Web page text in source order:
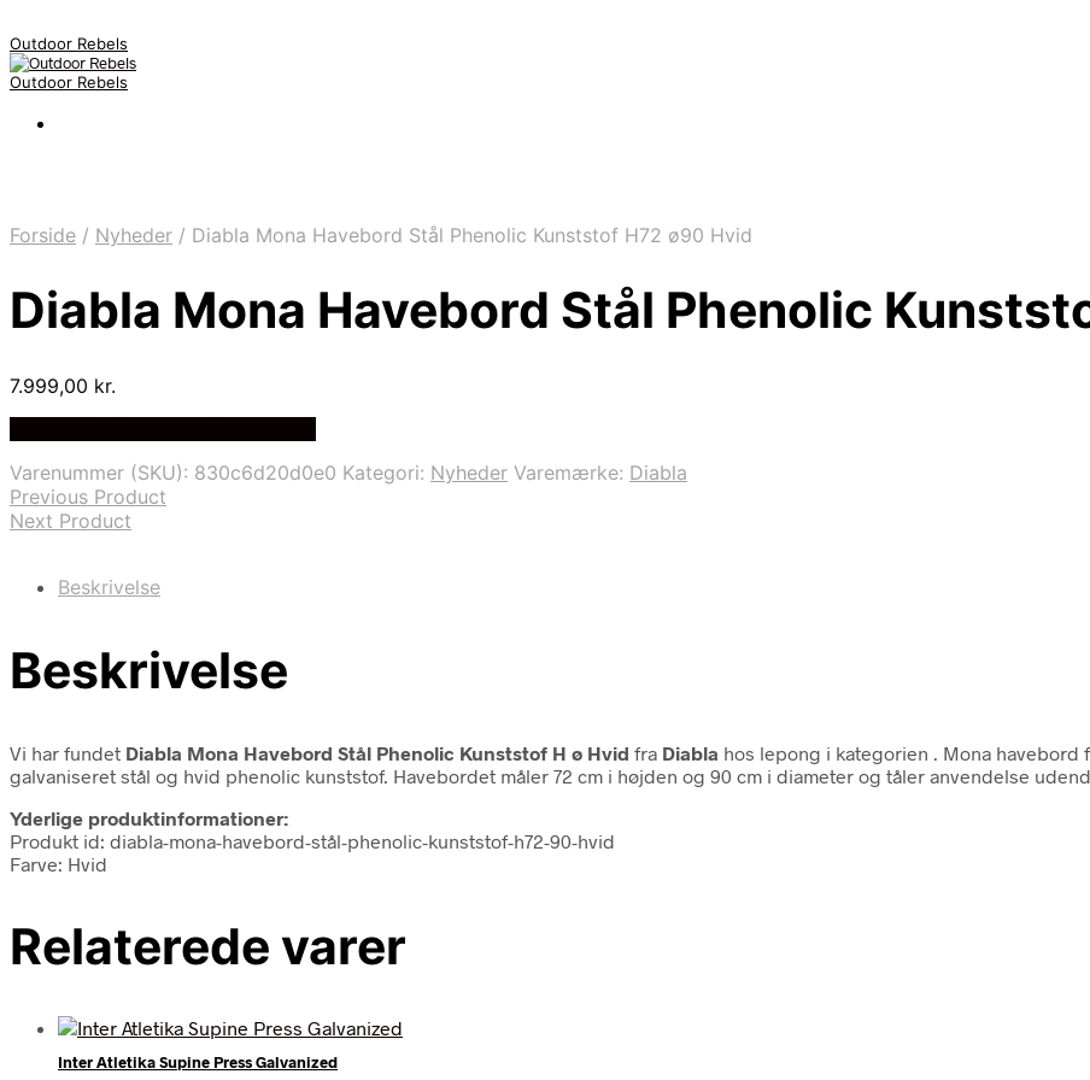
Outdoor Rebels
Outdoor Rebels
Forside / Nyheder / Diabla Mona Havebord Stål Phenolic Kunststof H72 ø90 Hvid
Diabla Mona Havebord Stål Phenolic
7.999,00 kr.
Varenummer (SKU): 830c6d20d0e0 Kategori: Nyheder Varemærke: Diabla
Previous Product
Next Product
Beskrivelse
Beskrivelse
Vi har fundet Diabla Mona Havebord Stål Phenolic Kunststof H ø Hvid fra Diabla hos lepong i kategorien
. Mona
galvaniseret stål og hvid phenolic kunststof. Havebordet måler 72 cm i højden og 90 cm i diameter og tåler anvendelse
Yderlige produktinformationer:
Produkt id: diabla-mona-havebord-stål-phenolic-kunststof-h72-90-hvid
Farve: Hvid
Relaterede varer
Inter Atletika Supine Press Galvanized